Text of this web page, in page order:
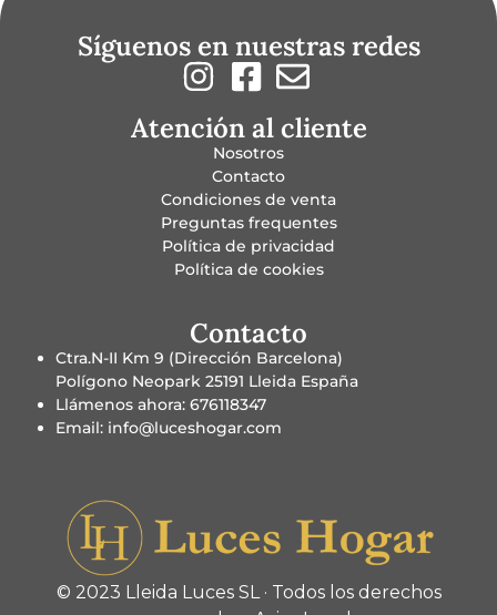
Síguenos en nuestras redes
Atención al cliente
Nosotros
Contacto
Condiciones de venta
Preguntas frequentes
Política de privacidad
Política de cookies
Contacto
Ctra.N-II Km 9 (Dirección Barcelona)
Polígono Neopark 25191 Lleida España
Llámenos ahora: 676118347
Email: info@luceshogar.com
© 2023 Lleida Luces SL · Todos los derechos